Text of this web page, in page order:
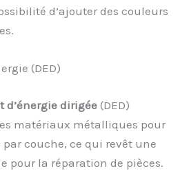
d’ajouter des couleurs
(DED)
d’énergie dirigée (DED)
matériaux métalliques pour
par couche, ce qui revêt une
pour la réparation de pièces.